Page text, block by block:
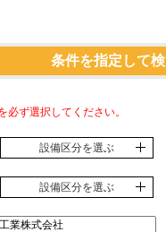
条件を指定して
ず選択してください。
設備区分を選ぶ
設備区分を選ぶ